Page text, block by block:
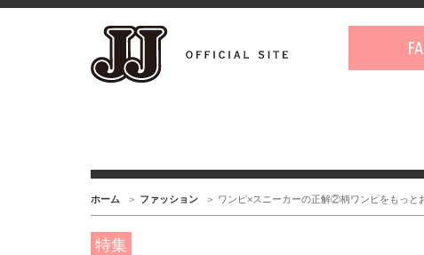
ホーム ファッション ワンピ×スニーカーの正解②柄ワンピをもっと
特集